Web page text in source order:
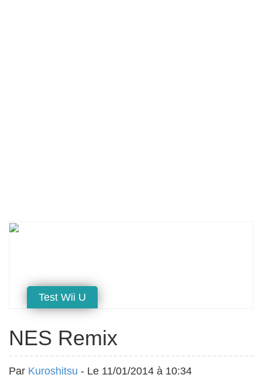
Test Wii U
NES Remix
Par Kuroshitsu - Le 11/01/2014 à 10:34